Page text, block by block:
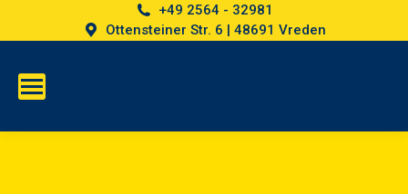
+49 2564 - 32981
Ottensteiner Str. 6 | 48691 Vreden